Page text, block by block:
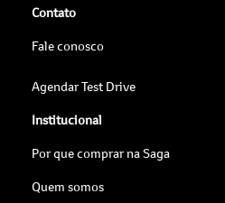
Contato
Fale conosco
Agendar Test Drive
Institucional
Por que comprar na Saga
Quem somos